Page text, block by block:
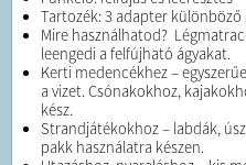
Tartozék: 3 adapter különböző
Mire használhatod?
leengedi a felfújható ágyakat.
Kerti medencékhez –
a vizet. Csónakokhoz,
kész.
Strandjátékokhoz – labdák,
pakk használatra készen. ️